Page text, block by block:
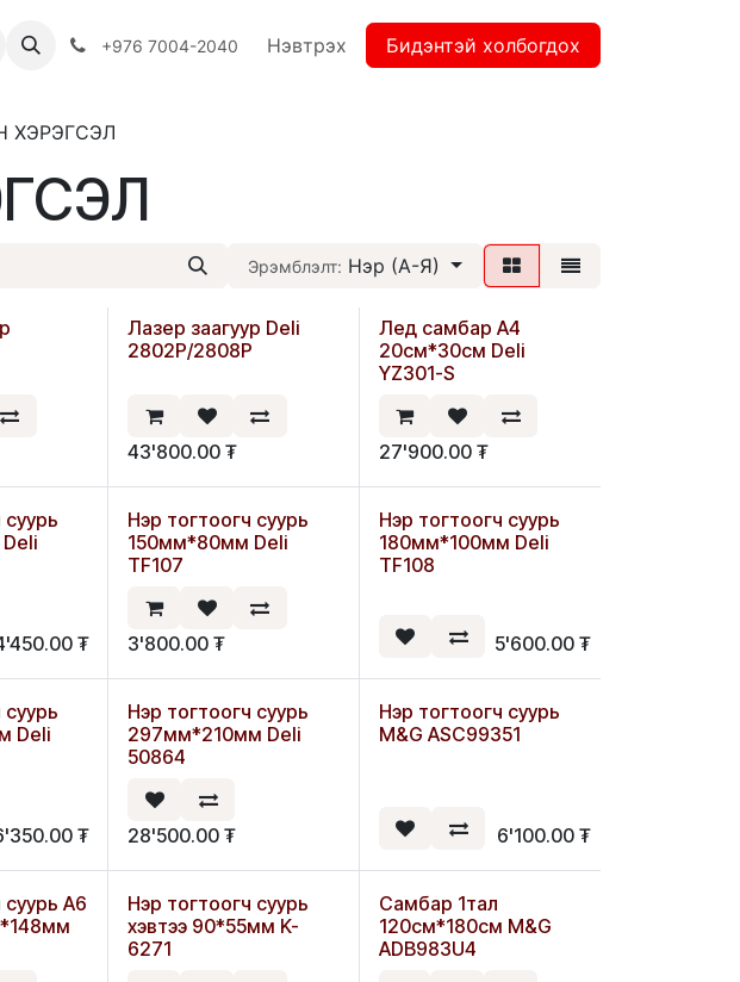
♻️ Эко шогол+976 7004-2040 Нэвтрэх Бидэнтэй холбогдох
ХЭРЭГСЭЛ
Эрэмблэлт: Нэр (А-Я)
Лазер заагуур Deli
2802P/2808P
43'800.00 ₮
Лед самбар А4
20см*30см Deli
YZ301-S
27'900.00₮
₮
Шинэ
Нэр тогтоогч суурь
150мм*80мм Deli
TF107
3'800.00 ₮
Шинэ
Нэр тогтоогч суурь
180мм*100мм Deli
TF108
5'600.00₮
Deli
₮
Нэр тогтоогч суурь
297мм*210мм Deli
50864
28'500.00 ₮
Нэр тогтоогч суурь
M&G ASC99351
6'100.00₮
суурь А6
Нэр тогтоогч суурь
хэвтээ 90*55мм K-
6271
Самбар 1тал
120см*180см M&G
ADB983U4